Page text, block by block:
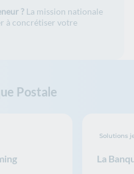
? La mission nationale
à concrétiser votre
Postale
La
Solutions